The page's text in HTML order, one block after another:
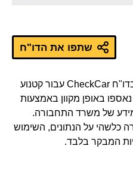
שתפו את הדו"ח
כל המידע והנתונים המוצגים בדו"ח CheckCar עבור קטנוע
קואנג יאנג ומשנת ייצור 2002 נאספו באופן מקוון באמצעות
כלשהי על הנתונים, השימוש
המבקר בלבד.